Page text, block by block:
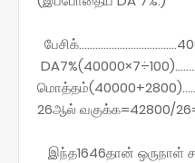
26ஆல் வகுக்க=42800/
இந்த1646தான் ஒருநாள்